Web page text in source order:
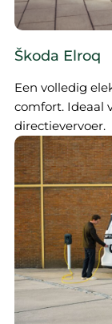
Škoda Elroq
Een volledig
comfort. Ideaal
directievervoer.